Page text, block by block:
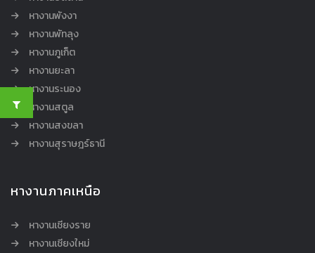
หางานพังงา
หางานพัทลุง
หางานภูเก็ต
หางานยะลา
หางานระนอง
หางานสตูล
หางานสงขลา
หางานสุราษฎร์ธานี
หางานภาคเหนือ
หางานเชียงราย
หางานเชียงใหม่